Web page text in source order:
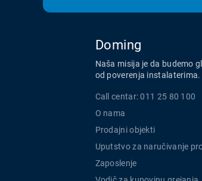
Doming
Naša misija je da budemo
od poverenja instalaterima.
Call centar: 011 25 80 100
O nama
Prodajni objekti
Uputstvo za naručivanje
Zaposlenje